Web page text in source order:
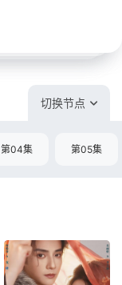
切换节点
第04集 第05集